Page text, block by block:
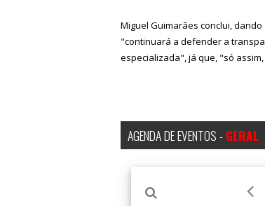
Miguel Guimarães conclui,
"continuará a defender a
especializada", já que, "só
AGENDA DE EVENTOS -GERAL